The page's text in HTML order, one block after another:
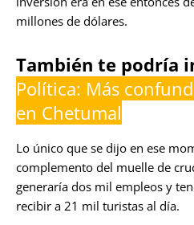
millones de dólares.
También te podría
Política: Más
en Chetumal
Lo único que se dijo en ese
complemento del muelle de
generaría dos mil empleos y
recibir a 21 mil turistas al día.